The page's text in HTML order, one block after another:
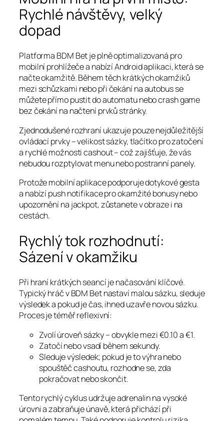
Rychlé návštěvy, velký
dopad
Platforma BDM Bet je plně optimalizovaná pro
mobilní prohlížeče a nabízí Android aplikaci, která se
načte okamžitě. Během těch krátkých okamžiků
mezi schůzkami nebo při čekání na autobus se
můžete přímo pustit do automatu nebo crash game
bez čekání na načtení prvků stránky.
Zjednodušené rozhraní ukazuje pouze nejdůležitější
ovládací prvky – velikost sázky, tlačítko pro zatočení
a rychlé možnosti cashout – což zajišťuje, že vás
nebudou rozptylovat menu nebo postranní panely.
Protože mobilní aplikace podporuje dotykové gesta
a nabízí push notifikace pro okamžité bonusy nebo
upozornění na jackpot, zůstanete v obraze i na
cestách.
Rychlý tok rozhodnutí:
Sázení v okamžiku
Při hraní krátkých seancí je načasování klíčové.
Typický hráč v BDM Bet nastaví malou sázku, sleduje
výsledek a pokud je čas, ihned uzavře novou sázku.
Proces je téměř reflexivní:
Zvolí úroveň sázky – obvykle mezi €0.10 a €1.
Zatočí nebo vsadí během sekundy.
Sleduje výsledek; pokud je to výhra nebo
spouštěč cashoutu, rozhodne se, zda
pokračovat nebo skončit.
Tento rychlý cyklus udržuje adrenalin na vysoké
úrovni a zabraňuje únavě, která přichází při